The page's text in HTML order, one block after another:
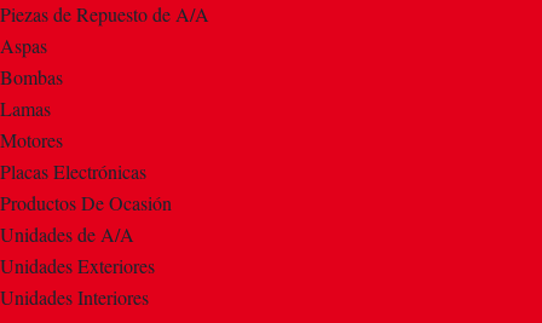
Piezas de Repuesto de A/A
Aspas
Bombas
Lamas
Motores
Placas Electrónicas
Productos De Ocasión
Unidades de A/A
Unidades Exteriores
Unidades Interiores